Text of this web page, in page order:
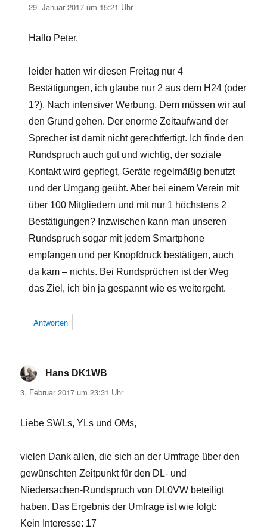
29. Januar 2017 um 15:21 Uhr
Hallo Peter,
leider hatten wir diesen Freitag nur 4
Bestätigungen, ich glaube nur 2 aus dem H24 (oder
1?). Nach intensiver Werbung. Dem müssen wir auf
den Grund gehen. Der enorme Zeitaufwand der
Sprecher ist damit nicht gerechtfertigt. Ich finde den
Rundspruch auch gut und wichtig, der soziale
Kontakt wird gepflegt, Geräte regelmäßig benutzt
und der Umgang geübt. Aber bei einem Verein mit
über 100 Mitgliedern und mit nur 1 höchstens 2
Bestätigungen? Inzwischen kann man unseren
Rundspruch sogar mit jedem Smartphone
empfangen und per Knopfdruck bestätigen, auch
da kam – nichts. Bei Rundsprüchen ist der Weg
das Ziel, ich bin ja gespannt wie es weitergeht.
Antworten
Hans DK1WB
3. Februar 2017 um 23:31 Uhr
Liebe SWLs, YLs und OMs,
vielen Dank allen, die sich an der Umfrage über den
gewünschten Zeitpunkt für den DL- und
Niedersachen-Rundspruch von DL0VW beteiligt
haben. Das Ergebnis der Umfrage ist wie folgt:
Kein Interesse: 17